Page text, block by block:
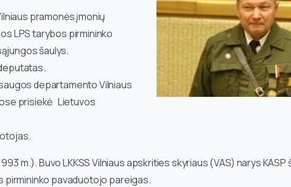
pramonės įmonių
LPS tarybos pirmininko
šaulys.
departamento Vilniaus
prisiekė Lietuvos
m.). Buvo LKKSS Vilniaus apskrities skyriaus (VAS) narys
pirmininko pavaduotojo pareigas.